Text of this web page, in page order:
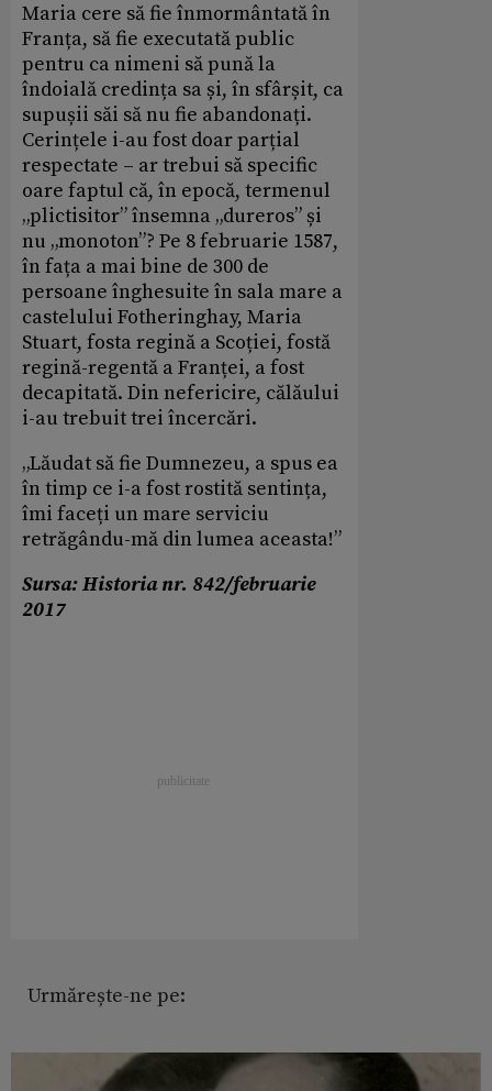
Maria cere să fie înmormântată în
Franța, să fie executată public
pentru ca nimeni să pună la
îndoială credința sa și, în sfârșit, ca
supușii săi să nu fie abandonați.
Cerințele i-au fost doar parțial
respectate – ar trebui să specific
oare faptul că, în epocă, termenul
„plictisitor” însemna „dureros” și
nu „monoton”? Pe 8 februarie 1587,
în fața a mai bine de 300 de
persoane înghesuite în sala mare a
castelului Fotheringhay, Maria
Stuart, fosta regină a Scoției, fostă
regină-regentă a Franței, a fost
decapitată. Din nefericire, călăului
i-au trebuit trei încercări.
„Lăudat să fie Dumnezeu, a spus ea
în timp ce i-a fost rostită sentința,
îmi faceți un mare serviciu
retrăgându-mă din lumea aceasta!”
Sursa: Historia nr. 842/februarie
2017
Urmărește-ne pe: